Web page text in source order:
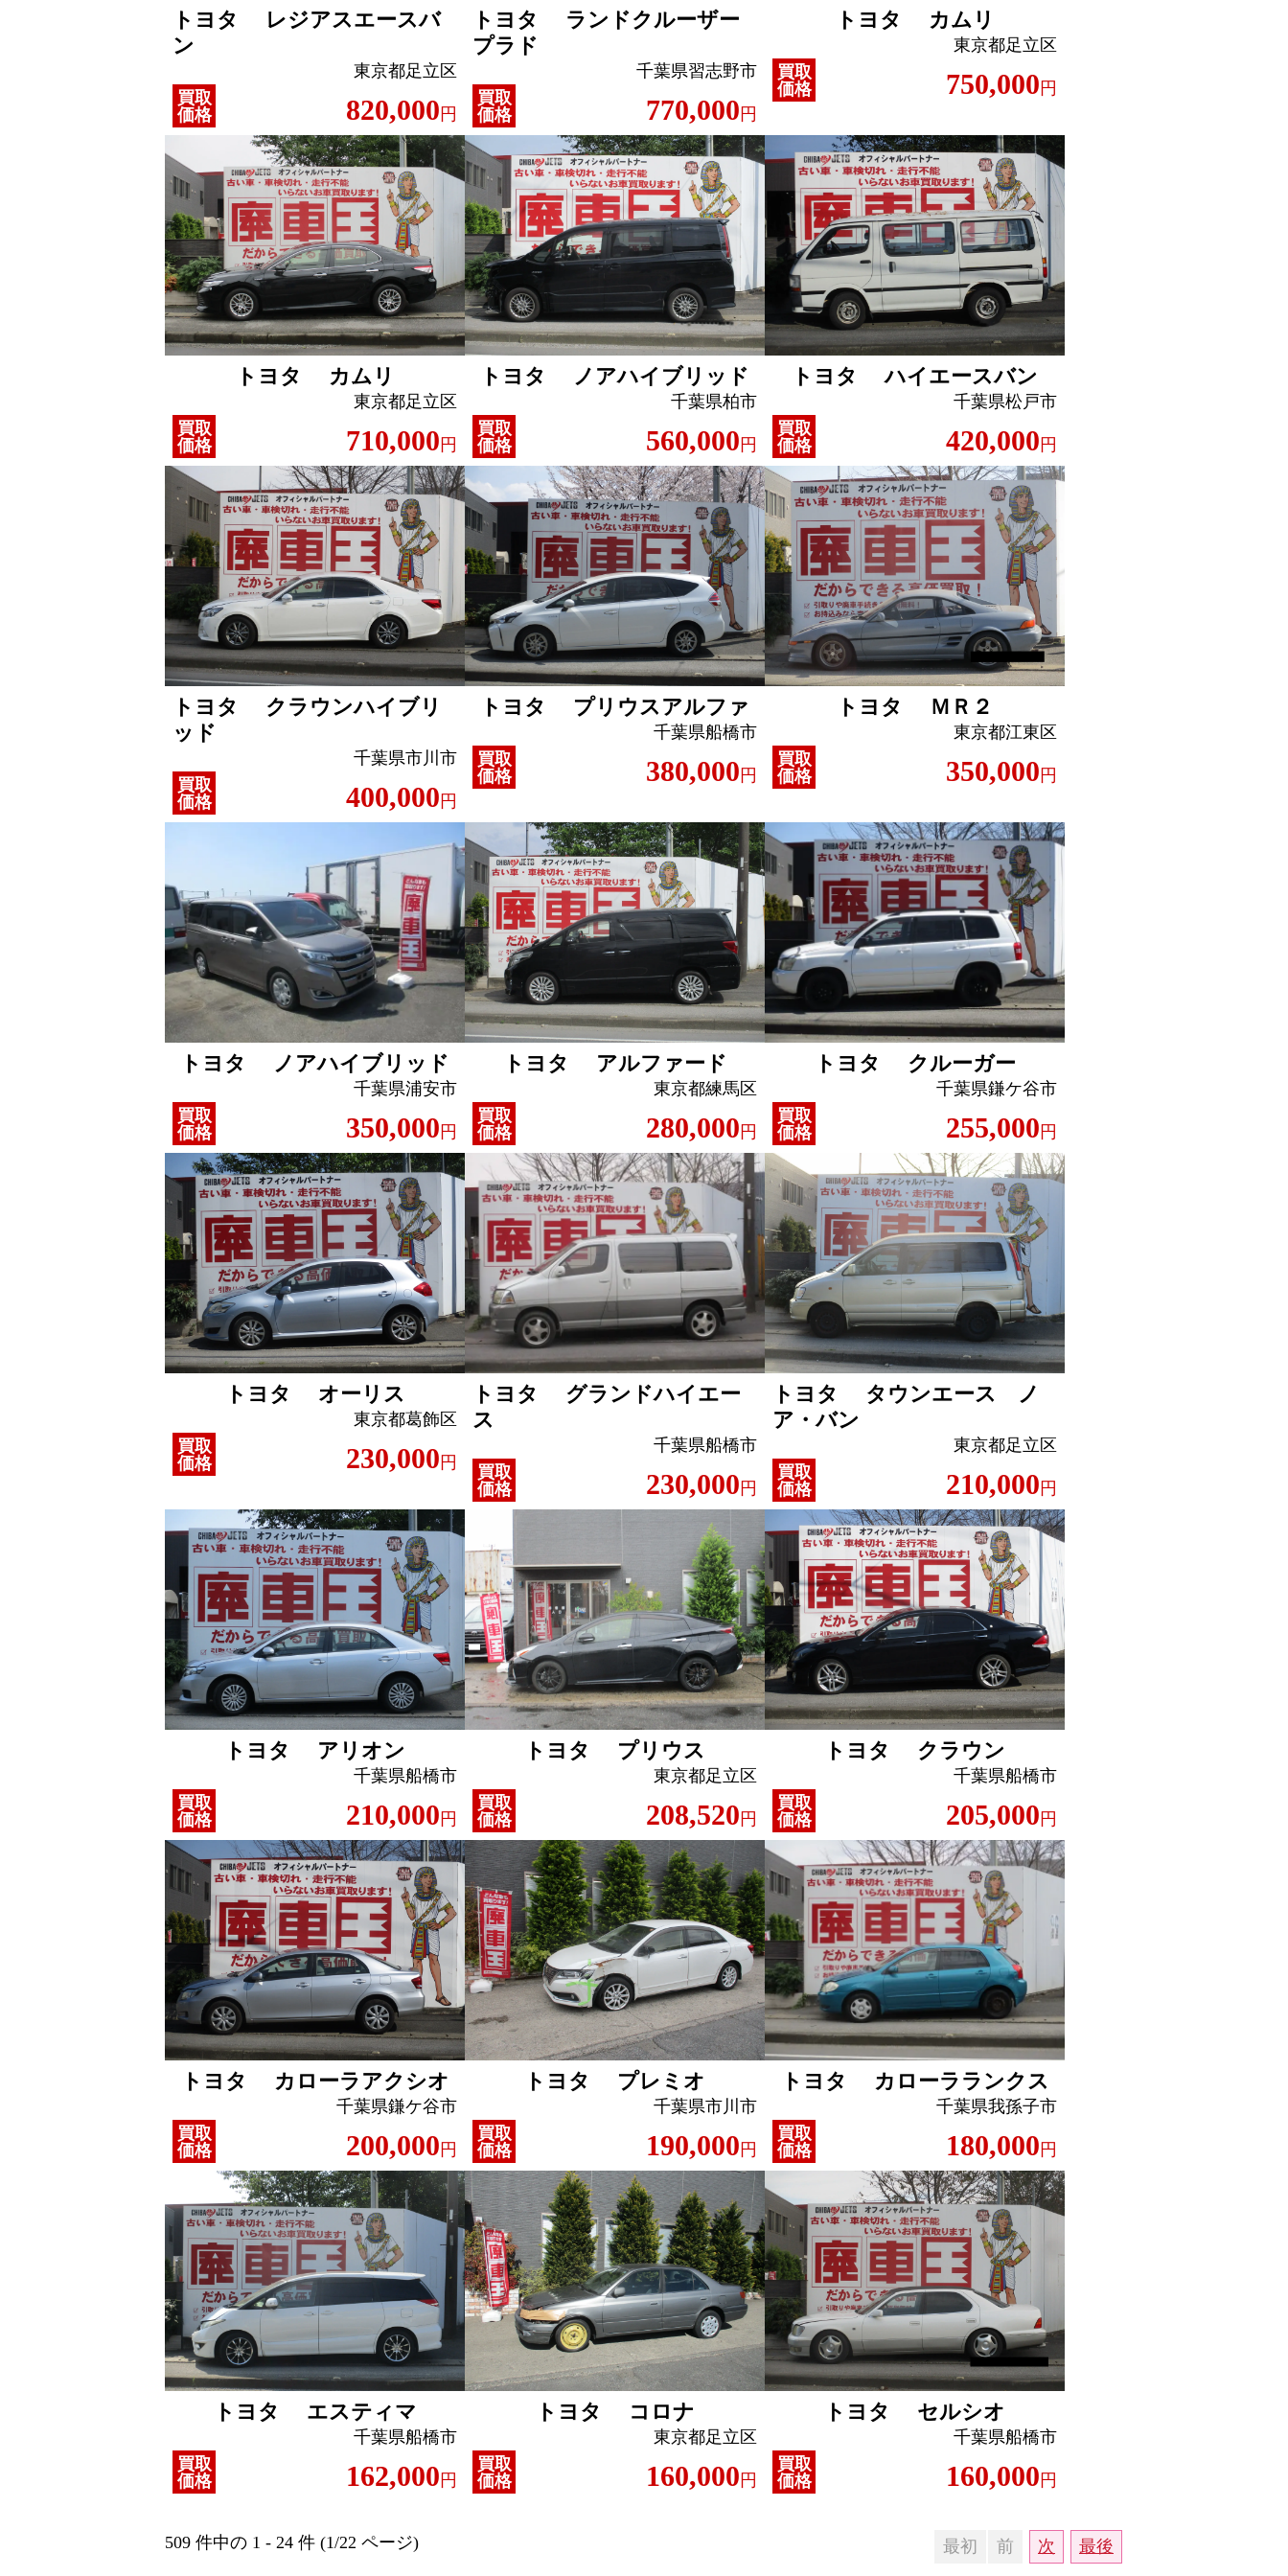
トヨタ レジアスエースバ
ン
東京都足立区
買取
価格
820,000 円
トヨタ ランドクルーザー
プラド
千葉県習志野市
買取
価格
770,000 円
トヨタ カムリ
東京都足立区
買取
価格
750,000 円
トヨタ カムリ
東京都足立区
買取
価格
710,000 円
トヨタ ノアハイブリッド
千葉県柏市
買取
価格
560,000 円
トヨタ ハイエースバン
千葉県松戸市
買取
価格
420,000 円
トヨタ クラウンハイブリ
ッド
千葉県市川市
買取
価格
400,000 円
トヨタ プリウスアルファ
千葉県船橋市
買取
価格
380,000 円
トヨタ ＭＲ２
東京都江東区
買取
価格
350,000 円
トヨタ ノアハイブリッド
千葉県浦安市
買取
価格
350,000 円
トヨタ アルファード
東京都練馬区
買取
価格
280,000 円
トヨタ クルーガー
千葉県鎌ケ谷市
買取
価格
255,000 円
トヨタ オーリス
東京都葛飾区
買取
価格
230,000 円
トヨタ グランドハイエー
ス
千葉県船橋市
買取
価格
230,000 円
トヨタ タウンエース ノ
ア・バン
東京都足立区
買取
価格
210,000 円
トヨタ アリオン
千葉県船橋市
買取
価格
210,000 円
トヨタ プリウス
東京都足立区
買取
価格
208,520 円
トヨタ クラウン
千葉県船橋市
買取
価格
205,000 円
トヨタ カローラアクシオ
千葉県鎌ケ谷市
買取
価格
200,000 円
トヨタ プレミオ
千葉県市川市
買取
価格
190,000 円
トヨタ カローラランクス
千葉県我孫子市
買取
価格
180,000 円
トヨタ エスティマ
千葉県船橋市
買取
価格
162,000 円
トヨタ コロナ
東京都足立区
買取
価格
160,000 円
トヨタ セルシオ
千葉県船橋市
買取
価格
160,000 円
509 件中の 1 - 24 件 (1/22 ページ) 最初 前 次 最後